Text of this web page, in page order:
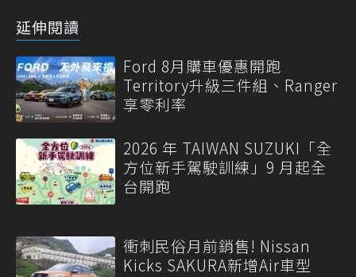
延伸閱讀
Ford 8月購車優惠開跑
Territory升級三件組、Ranger
享零利率
2026 年 TAIWAN SUZUKI「全
方位新手駕駛訓練」9 月起全
台開跑
衝刺民俗月前銷售! Nissan
Kicks SAKURA新增Air車型